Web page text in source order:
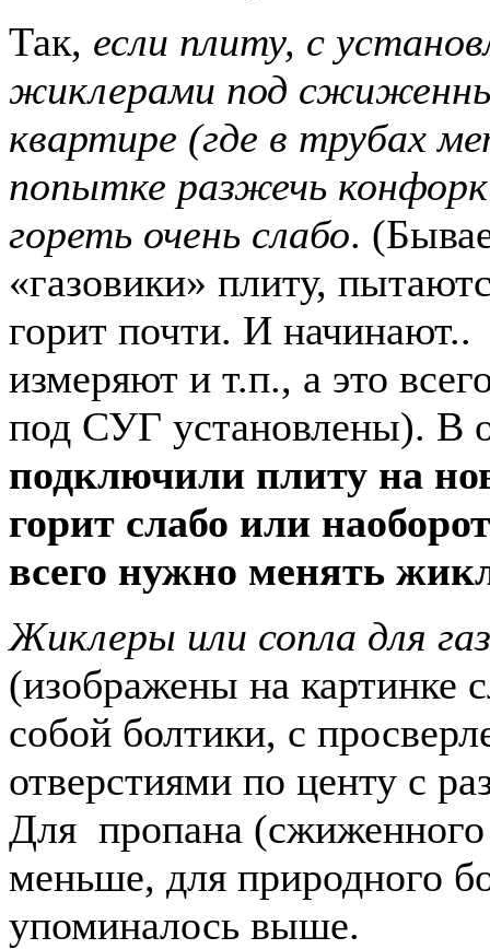
Так, если плиту, с
жиклерами под
квартире (где в трубах
попытке разжечь
гореть очень слабо.
«газовики» плиту,
горит почти. И начинают..
измеряют и т.п., а это
под СУГ установлены). В
подключили плиту на
горит слабо или
всего нужно менять
Жиклеры или сопла для
(изображены на картинке
собой болтики, с
отверстиями по центу с
Для пропана (сжиженного
меньше, для природного
упоминалось выше.